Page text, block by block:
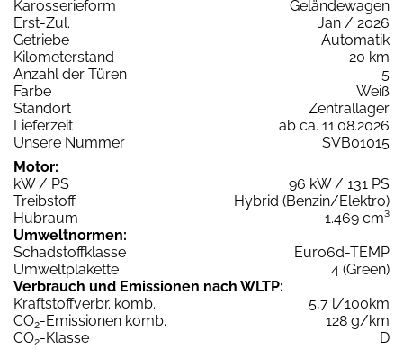
Karosserieform
Geländewagen
Erst-Zul.
Jan / 2026
Getriebe
Automatik
Kilometerstand
20 km
Anzahl der Türen
5
Farbe
Weiß
Standort
Zentrallager
Lieferzeit
ab ca. 11.08.2026
Unsere Nummer
SVB01015
Motor:
kW / PS
96 kW / 131 PS
Treibstoff
Hybrid (Benzin/Elektro)
Hubraum
1.469 cm³
Umweltnormen:
Schadstoffklasse
Euro6d-TEMP
Umweltplakette
4 (Green)
Verbrauch und Emissionen nach WLTP:
Kraftstoffverbr. komb.
5,7 l/100km
CO2-Emissionen komb.
128 g/km
CO2-Klasse
D